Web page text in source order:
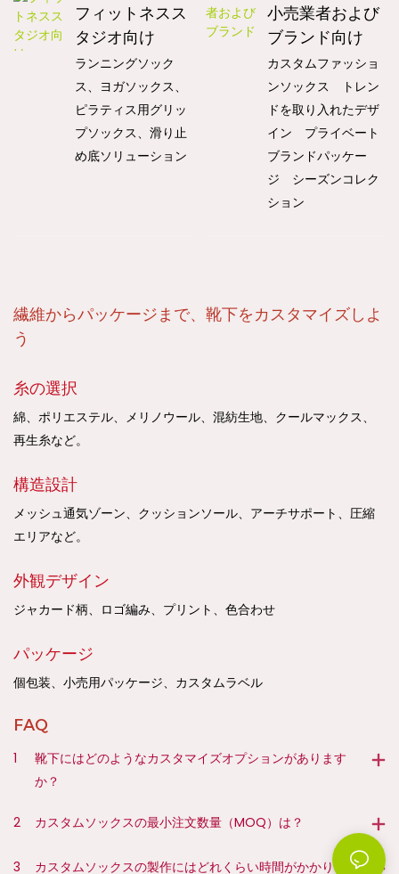
フィットネスス
タジオ向け
ランニングソック
ス、ヨガソックス、
ピラティス用グリッ
プソックス、滑り止
め底ソリューション
小売業者および
ブランド向け
カスタムファッショ
ンソックス トレン
ドを取り入れたデザ
イン プライベート
ブランドパッケー
ジ シーズンコレク
ション
繊維からパッケージまで、靴下をカスタマイズしよ
う
糸の選択
綿、ポリエステル、メリノウール、混紡生地、クールマックス、
再生糸など。
構造設計
メッシュ通気ゾーン、クッションソール、アーチサポート、圧縮
エリアなど。
外観デザイン
ジャカード柄、ロゴ編み、プリント、色合わせ
パッケージ
個包装、小売用パッケージ、カスタムラベル
FAQ
1
靴下にはどのようなカスタマイズオプションがあります
か？
2 カスタムソックスの最小注文数量（MOQ）は？
3 カスタムソックスの製作にはどれくらい時間がかかります